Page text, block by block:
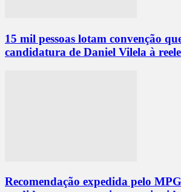
15 mil pessoas lotam convenção
candidatura de Daniel Vilela à
Recomendação expedida pelo